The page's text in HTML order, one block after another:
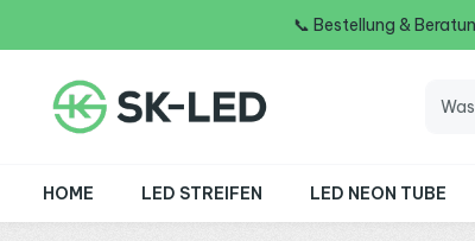
📞 Bestellung &
HOME LED STREIFEN LED NEON TUBE